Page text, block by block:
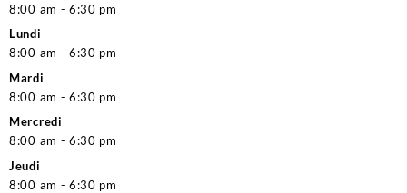
8:00 am - 6:30 pm
Lundi
8:00 am - 6:30 pm
Mardi
8:00 am - 6:30 pm
Mercredi
8:00 am - 6:30 pm
Jeudi
8:00 am - 6:30 pm